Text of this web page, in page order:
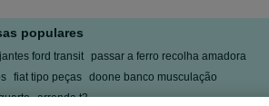
populares
jantes ford transit
passar a ferro recolha amadora
fiat tipo peças doone banco musculação
arrenda t3